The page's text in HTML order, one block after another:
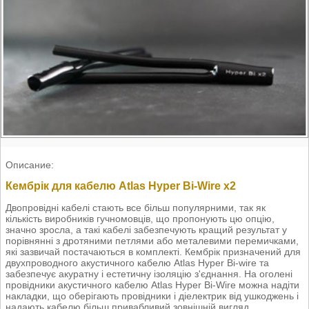
Описание:
Кембрік для кабелю Atlas Hyper Bi-Wire x2
Двопровідні кабелі стають все більш популярними, так як
кількість виробників гучномовців, що пропонують цю опцію,
значно зросла, а такі кабелі забезпечують кращий результат у
порівнянні з дротяними петлями або металевими перемичками,
які зазвичай постачаються в комплекті. Кембрік призначений для
двухпроводного акустичного кабелю Atlas Hyper Bi-wire та
забезпечує акуратну і естетичну ізоляцію з'єднання. На оголені
провідники акустичного кабелю Atlas Hyper Bi-Wire можна надіти
накладки, що оберігають провідники і діелектрик від ушкоджень і
надають кабелю більш привабливий зовнішній вигляд.